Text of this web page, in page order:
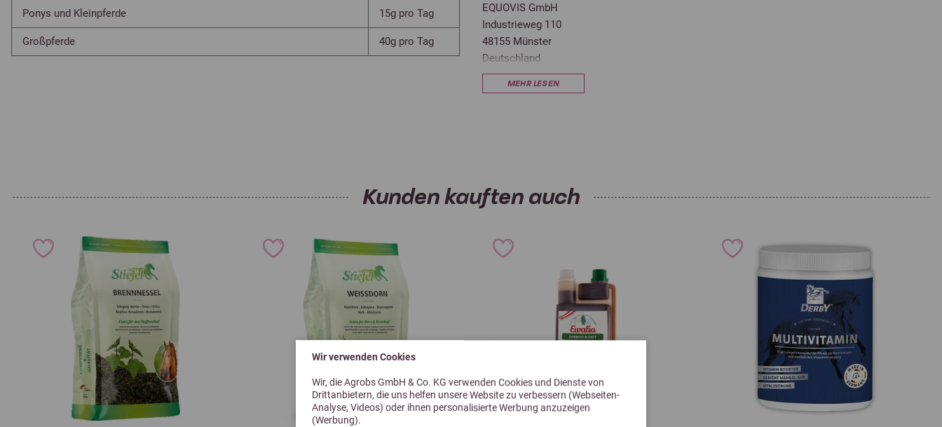
Wir verwenden Cookies
Wir, die Agrobs GmbH & Co. KG verwenden Cookies und Dienste von
Drittanbietern, die uns helfen unsere Website zu verbessern (Webseiten-
Analyse, Videos) oder ihnen personalisierte Werbung anzuzeigen
(Werbung).
Ponys und Kleinpferde 15g pro Tag
Großpferde 40g pro Tag
Phosphor
salzsäureunlösliche Asche
Feuchtigkeit
Natrium
Zink als Glycin-Zinkchelathydrat 2.600 mg
Technologische Zusatzstoffe je kg:
Kieselgur (E551c)
350.000 mg
EQUOVIS GmbH
Industrieweg 110
48155 Münster
Deutschland
info@equovis.de
MEHR LESEN
Kunden kauften auch